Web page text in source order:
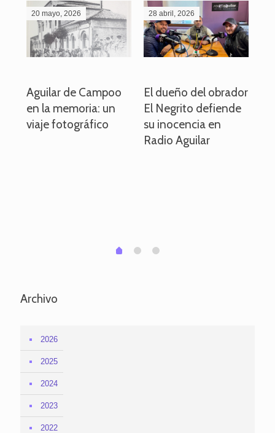
20 mayo, 2026
Aguilar de Campoo
en la memoria: un
viaje fotográfico
28 abril, 2026
El dueño del obrador
El Negrito defiende
su inocencia en
Radio Aguilar
0 1 2
Archivo
2026
2025
2024
2023
2022